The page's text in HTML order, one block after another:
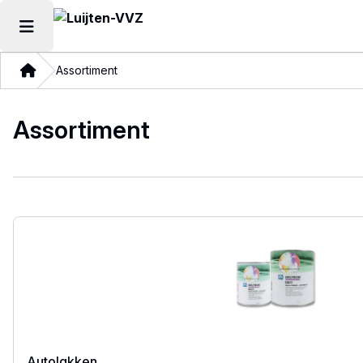
Hoofdmenu openen
ThuisAssortiment
Assortiment